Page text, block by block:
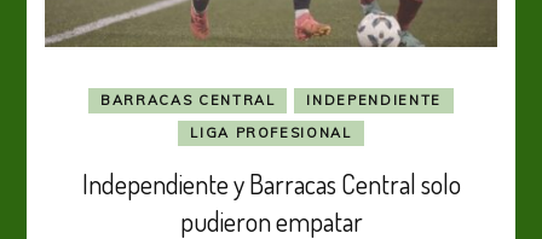
BARRACAS CENTRAL
INDEPENDIENTE
LIGA PROFESIONAL
Independiente y Barracas Central solo
pudieron empatar